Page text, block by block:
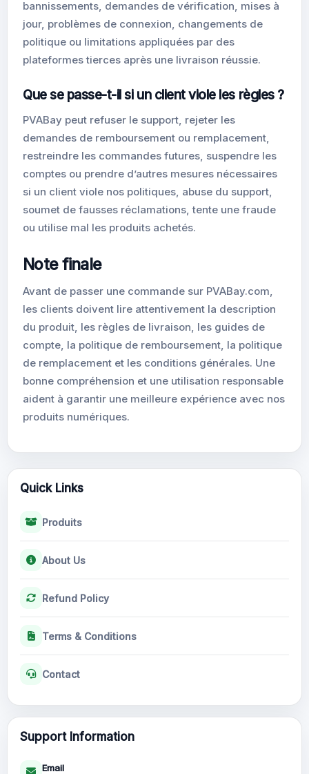
bannissements, demandes de vérification, mises à
jour, problèmes de connexion, changements de
politique ou limitations appliquées par des
plateformes tierces après une livraison réussie.
Que se passe-t-il si un client viole les règles ?
PVABay peut refuser le support, rejeter les
demandes de remboursement ou remplacement,
restreindre les commandes futures, suspendre les
comptes ou prendre d’autres mesures nécessaires
si un client viole nos politiques, abuse du support,
soumet de fausses réclamations, tente une fraude
ou utilise mal les produits achetés.
Note finale
Avant de passer une commande sur PVABay.com,
les clients doivent lire attentivement la description
du produit, les règles de livraison, les guides de
compte, la politique de remboursement, la politique
de remplacement et les conditions générales. Une
bonne compréhension et une utilisation responsable
aident à garantir une meilleure expérience avec nos
produits numériques.
Quick Links
Produits
About Us
Refund Policy
Terms & Conditions
Contact
Support Information
Email